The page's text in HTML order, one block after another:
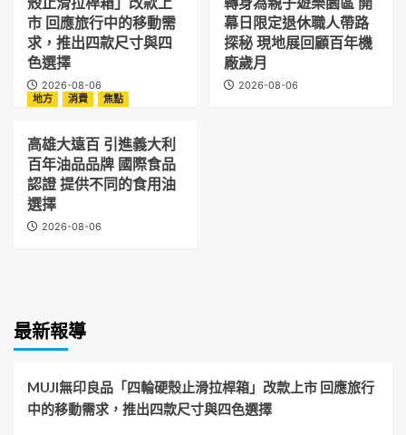
市 回應旅行中的移動需
求，推出四款尺寸與四
色選擇
2026-08-06
幕日限定退休職人帶路
探秘 現地展回顧百年機
廠歲月
2026-08-06
地方
消費 焦點
高雄大遠百 引進義大利
百年油品品牌 國際食品
認證 提供不同的食用油
選擇
2026-08-06
最新報導
MUJI無印良品「四輪硬殼止滑拉桿箱」改款上市 回應旅行
中的移動需求，推出四款尺寸與四色選擇